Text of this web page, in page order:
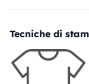
Tecniche di